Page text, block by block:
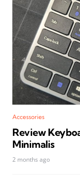
Accessories
Review
Minimalis
2 months ago